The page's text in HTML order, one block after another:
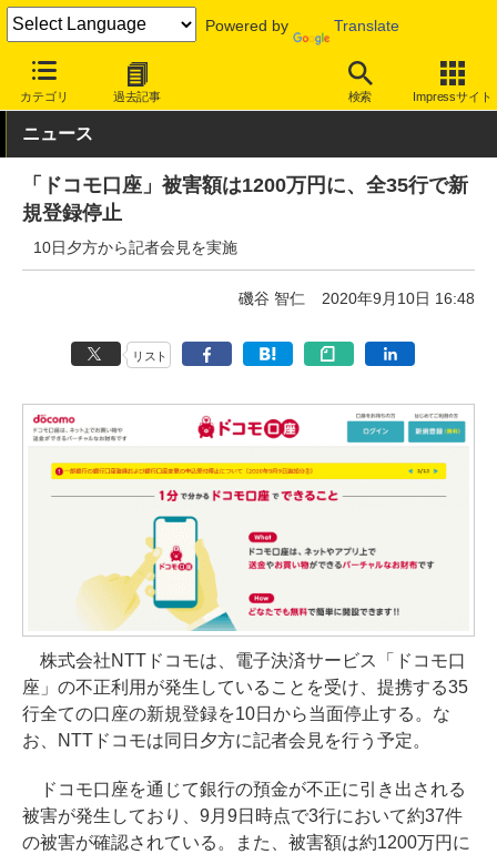
Powered by Translate
カテゴリ 過去記事 検索 Impressサイト
INTERNET Watch トピック インシデント/サイ
ニュース
「ドコモ口座」被害額は1200万円に、全35行で新
規登録停止
10日夕方から記者会見を実施
磯谷 智仁 2020年9月10日 16:48
リスト
株式会社NTTドコモは、電子決済サービス「ドコモ口
座」の不正利用が発生していることを受け、提携する35
行全ての口座の新規登録を10日から当面停止する。な
お、NTTドコモは同日夕方に記者会見を行う予定。
ドコモ口座を通じて銀行の預金が不正に引き出される
被害が発生しており、9月9日時点で3行において約37件
の被害が確認されている。また、被害額は約1200万円に